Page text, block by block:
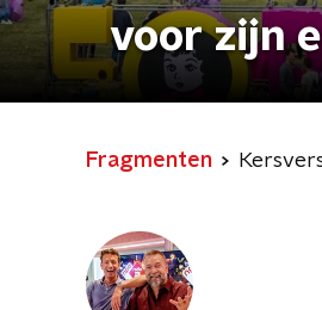
voor zijn
Fragmenten